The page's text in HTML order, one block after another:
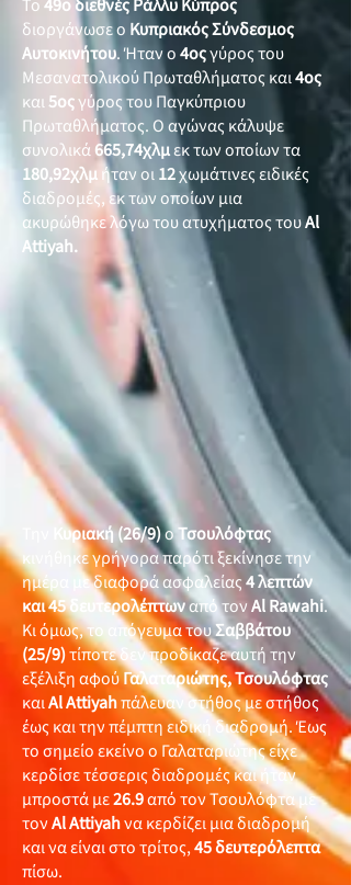
Το49ο διεθνές Ράλλυ Κύπρος
διοργάνωσε ο Κυπριακός Σύνδεσμος
Αυτοκινήτου. Ήταν ο4οςγύρος του
Μεσανατολικού Πρωταθλήματος και4ος
και5οςγύρος του Παγκύπριου
Πρωταθλήματος. Ο αγώνας κάλυψε
συνολικά665,74χλμεκ των οποίων τα
180,92χλμήταν οι12χωμάτινες ειδικές
διαδρομές, εκ των οποίων μια
ακυρώθηκε λόγω του ατυχήματος τουAl
Attiyah.
Κυριακή (26/9)οΤσουλόφτας
κινήθηκε γρήγορα παρότι ξεκίνησε την
ημέρα με διαφορά ασφαλείας4 λεπτών
και 45 δευτερολέπτωναπό τονAl Rawahi.
Κι όμως, το απόγευμα τουΣαββάτου
(25/9)τίποτε δεν προδίκαζε αυτή την
εξέλιξη αφούΓαλαταριώτης, Τσουλόφτας
καιAl Attiyahπάλευαν στήθος με στήθος
έως και την πέμπτη ειδική διαδρομή. Έως
το σημείο εκείνο ο Γαλαταριώτης είχε
κερδίσε τέσσερις διαδρομές και ήταν
μπροστά με26.9από τον Τσουλόφτα με
τονAl Attiyahνα κερδίζει μια διαδρομή
και να είναι στο τρίτος,45δευτερόλεπτα
πίσω.